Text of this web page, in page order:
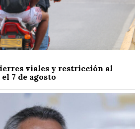
viales y restricción al
7 de agosto